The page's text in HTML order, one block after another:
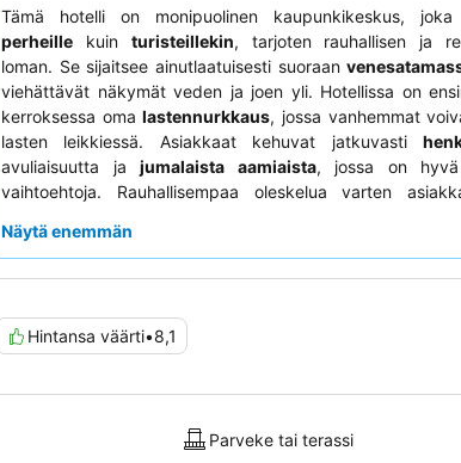
Tämä hotelli on monipuolinen kaupunkikeskus,
perheille kuin turisteillekin, tarjoten rauhallisen ja
loman. Se sijaitsee ainutlaatuisesti suoraan
viehättävät näkymät veden ja joen yli. Hotellissa on
kerroksessa omalastennurkkaus, jossa vanhemmat
lasten leikkiessä. Asiakkaat kehuvat jatkuvasti
avuliaisuutta jajumalaista aamiaista, jossa on hyvä
vaihtoehtoja. Rauhallisempaa oleskelua varten
Näytä enemmän
Hintansa väärti•8,1
Parveke tai terassi